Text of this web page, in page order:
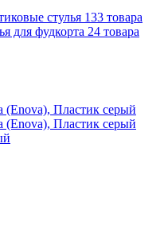
стулья 133 товара
для фудкорта 24 товара